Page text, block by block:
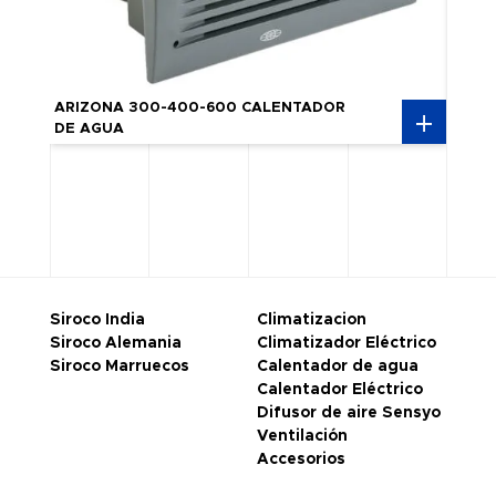
ARIZONA 300-400-600 CALENTADOR
DE AGUA
Siroco India
Siroco Alemania
Siroco Marruecos
Climatizacion
Climatizador Eléctrico
Calentador de agua
Calentador Eléctrico
Difusor de aire Sensyo
Ventilación
Accesorios